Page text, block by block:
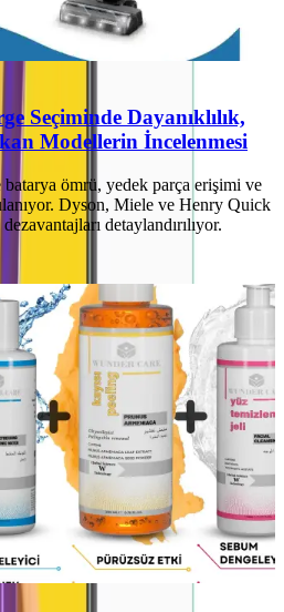
Seçiminde Dayanıklılık,
Modellerin İncelenmesi
ömrü, yedek parça erişimi ve
Dyson, Miele ve Henry Quick
detaylandırılıyor.